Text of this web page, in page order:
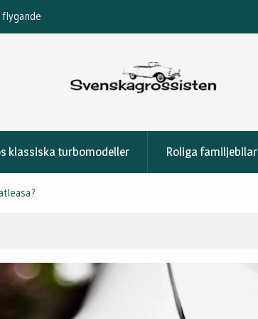
klassiska turbomodeller Roliga familjebilar